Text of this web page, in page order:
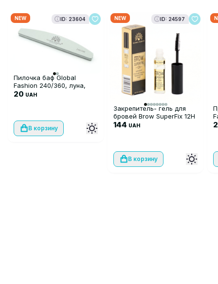
NEW ID: 23604
Пилочка баф Global
Fashion 240/360, луна,
gray
20 UAH
В корзину
NEW ID: 24597
Закрепитель- гель для
бровей Brow SuperFix 12H
144 UAH
В корзину